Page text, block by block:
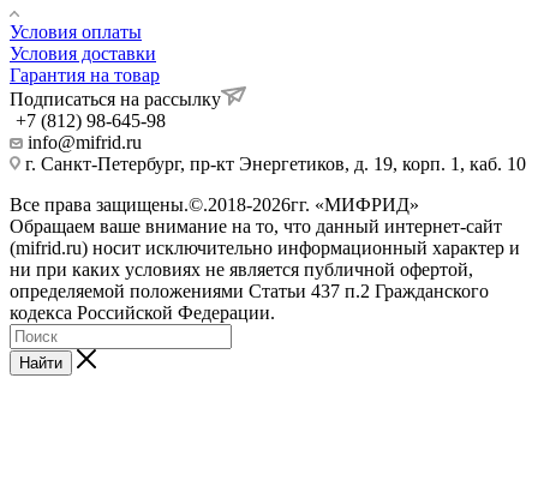
Условия оплаты
Условия доставки
Гарантия на товар
Подписаться на рассылку
+7 (812) 98-645-98
info@mifrid.ru
г. Санкт-Петербург, пр-кт Энергетиков, д. 19, корп. 1, каб. 10
Все права защищены.©.2018-2026гг. «МИФРИД»
Обращаем ваше внимание на то, что данный интернет-сайт
(mifrid.ru) носит исключительно информационный характер и
ни при каких условиях не является публичной офертой,
определяемой положениями Статьи 437 п.2 Гражданского
кодекса Российской Федерации.
Найти